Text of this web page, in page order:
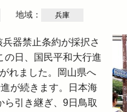
地域： 兵庫
器禁止条約が採択さ
の日、国民平和大行進
れました。岡山県へ
が続きます。日本海
ら引き継ぎ、9日鳥取